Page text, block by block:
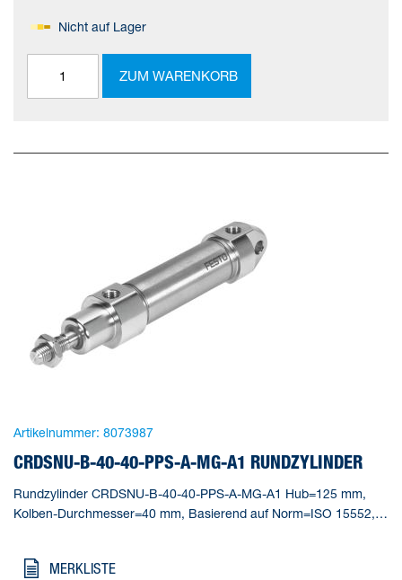
Nicht auf Lager
ZUM WARENKORB
Artikelnummer: 8073987
CRDSNU-B-40-40-PPS-A-MG-A1 RUNDZYLINDER
Rundzylinder CRDSNU-B-40-40-PPS-A-MG-A1 Hub=125 mm,
Kolben-Durchmesser=40 mm, Basierend auf Norm=ISO 15552,
MERKLISTE